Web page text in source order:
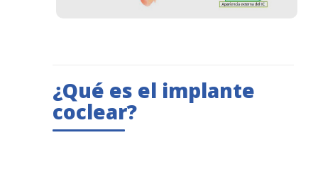
¿Qué es el implante
coclear?